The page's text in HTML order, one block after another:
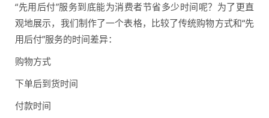
“先用后付”服务到底能为消费者节省多少时间呢？为了更直
观地展示，我们制作了一个表格，比较了传统购物方式和“先
用后付”服务的时间差异：
购物方式
下单后到货时间
付款时间